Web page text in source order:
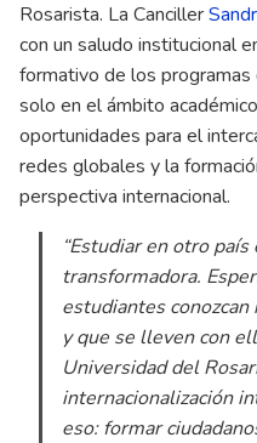
Rosarista. La Canciller
con un saludo institucional
formativo de los programas
solo en el ámbito
oportunidades para el
redes globales y la
perspectiva internacional.
“Estudiar en otro
transformadora.
estudiantes
y que se lleven con
Universidad del
internacionalización
eso: formar